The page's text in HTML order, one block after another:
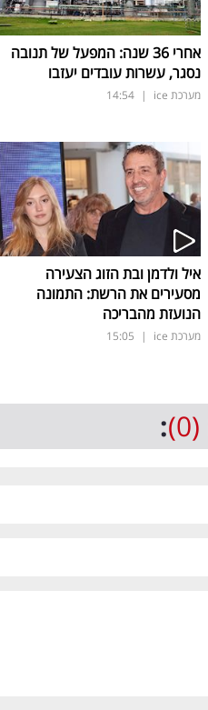
אחרי 36 שנה: המפעל של תנובה
נסגר, עשרות עובדים יעזבו
מערכת ice |
14:54
איל ולדמן ובת הזוג הצעירה
מסעירים את הרשת: התמונה
הנועזת מהבריכה
מערכת ice |
15:05
(0)
: